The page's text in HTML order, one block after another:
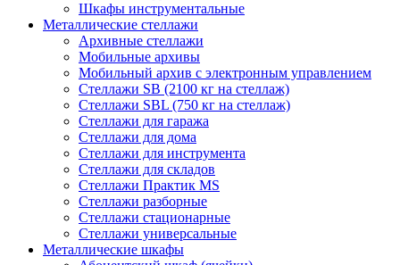
Шкафы инструментальные
Металлические стеллажи
Архивные стеллажи
Мобильные архивы
Мобильный архив с электронным управлением
Стеллажи SB (2100 кг на стеллаж)
Стеллажи SBL (750 кг на стеллаж)
Стеллажи для гаража
Стеллажи для дома
Стеллажи для инструмента
Стеллажи для складов
Стеллажи Практик MS
Стеллажи разборные
Стеллажи стационарные
Стеллажи универсальные
Металлические шкафы